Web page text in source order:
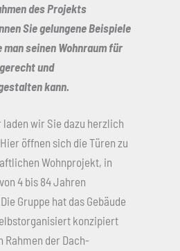
des Projekts
Sie gelungene Beispiele
seinen Wohnraum für
und
kann.
laden wir Sie dazu herzlich
öffnen sich die Türen zu
Wohnprojekt, in
4 bis 84 Jahren
Gruppe hat das Gebäude
konzipiert
der Dach-